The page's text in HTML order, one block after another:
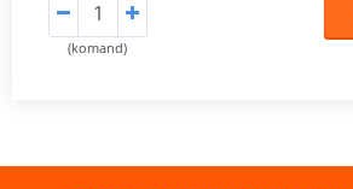
(komand)